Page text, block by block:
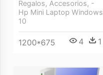
Regalos, Accesorios, -
Hp Mini Laptop Windows
10
1200*675 4 1